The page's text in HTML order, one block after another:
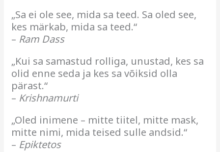
„Sa ei ole see, mida sa teed. Sa oled see,
kes märkab, mida sa teed.“
– Ram Dass
„Kui sa samastud rolliga, unustad, kes sa
olid enne seda ja kes sa võiksid olla
pärast.“
– Krishnamurti
„Oled inimene – mitte tiitel, mitte mask,
mitte nimi, mida teised sulle andsid.“
– Epiktetos